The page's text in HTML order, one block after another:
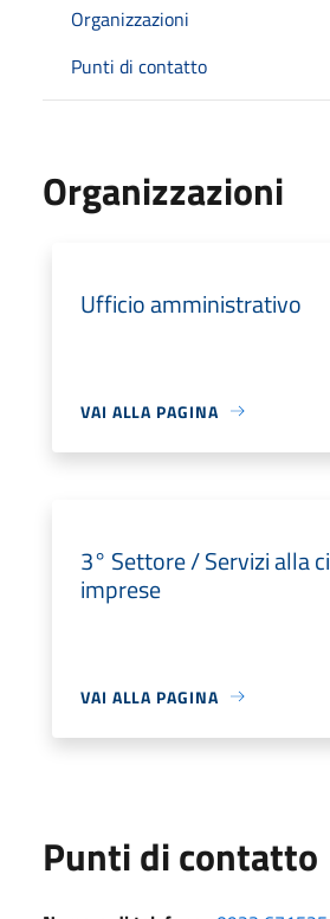
Organizzazioni
Punti di contatto
Organizzazioni
Ufficio amministrativo
VAI ALLA PAGINA
3° Settore / Servizi alla
imprese
VAI ALLA PAGINA
Punti di contatto